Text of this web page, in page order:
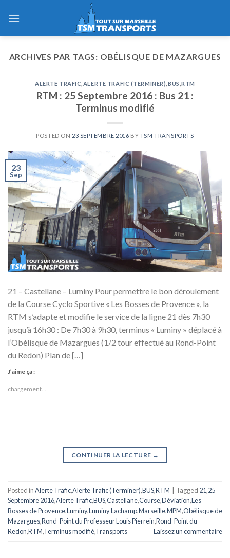
ARCHIVES PAR TAGS: OBÉLISQUE DE MAZARGUES
ALERTE TRAFIC ALERTE TRAFIC (TERMINER) BUS ,RTM
RTM : 25 Septembre 2016 : Bus 21 :
Terminus modifié
POSTED ON 23 SEPTEMBRE 2016 BY TSM TRANSPORTS
23
Sep
21 – Castellane – Luminy Pour permettre le bon déroulement
de la Course Cyclo Sportive « Les Bosses de Provence », la
RTM s’adapte et modifie le service de la ligne 21 dès 7h30
jusqu’à 16h30 : De 7h30 à 9h30, terminus « Luminy » déplacé à
l’Obélisque de Mazargues (1/2 tour effectué au Rond-Point
du Redon) Plan de […]
J’aime ça :
chargement…
CONTINUER LA LECTURE →
Posted inAlerte Trafic,Alerte Trafic (Terminer),BUS,RTM Tagged 21,25
Septembre 2016,Alerte Trafic,BUS,Castellane,Course,Déviation,Les
Bosses de Provence,Luminy,Luminy Lachamp,Marseille,MPM,Obélisque de
Mazargues,Rond-Point du Professeur Louis Pierrein,Rond-Point du
Redon,RTM,Terminus modifié,Transports Laissez un commentaire